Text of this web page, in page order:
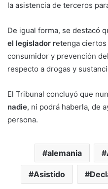
la asistencia de terceros
De igual forma, se destacó
el legislador retenga
consumidor y prevención
respecto a drogas y
El Tribunal concluyó que
nadie, ni podrá haberla, de
persona.
alemania
Asistido